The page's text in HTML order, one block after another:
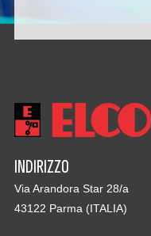
INDIRIZZO
Via Arandora Star 28/a
43122 Parma (ITALIA)